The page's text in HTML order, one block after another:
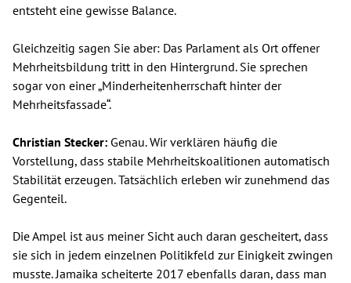
entsteht eine gewisse Balance.
Gleichzeitig sagen Sie aber: Das Parlament als Ort offener
Mehrheitsbildung tritt in den Hintergrund. Sie sprechen
sogar von einer „Minderheitenherrschaft hinter der
Mehrheitsfassade“.
Christian Stecker: Genau. Wir verklären häufig die
Vorstellung, dass stabile Mehrheitskoalitionen automatisch
Stabilität erzeugen. Tatsächlich erleben wir zunehmend das
Gegenteil.
Die Ampel ist aus meiner Sicht auch daran gescheitert, dass
sie sich in jedem einzelnen Politikfeld zur Einigkeit zwingen
musste. Jamaika scheiterte 2017 ebenfalls daran, dass man